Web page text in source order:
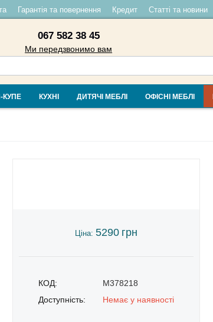
Гарантія та повернення Кредит Статті та новини
067 582 38 45
Ми передзвонимо вам
КУХНІ ДИТЯЧІ МЕБЛІ ОФІСНІ МЕБЛІ
Ціна: 5290 грн
КОД:
M378218
Доступність:
Немає у наявності